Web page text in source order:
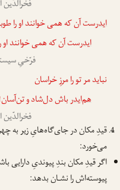
ایدر‌ست آن که همی خوانند او را
ایدر‌ست آن که همی خوانند او
فرّخیِ
نباید مر تو را مرزِ خراسان
هم‌ایدرباش دل‌شاد و
قیدِ مکان در جای‌گاه‌هایِ زیر به
می‌خورد:
اگر قیدِ مکان بندِ پیوندیِ
پیوسته‌اش را نشـان بدهد: